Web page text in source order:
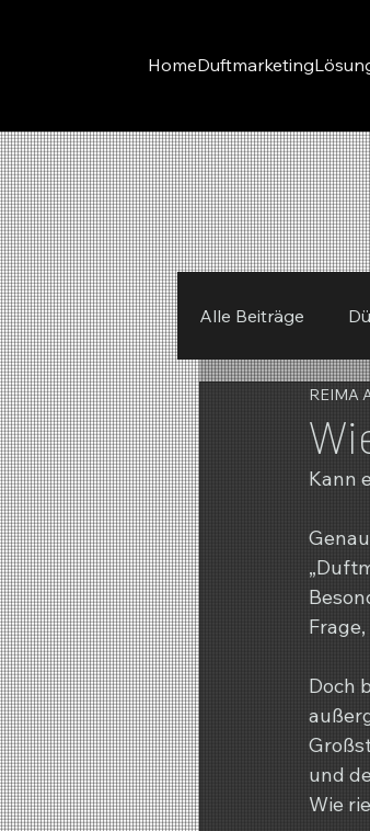
HomeDuftmarketing
Alle Beiträge
REIMA
Kann
Doch
und
Wie